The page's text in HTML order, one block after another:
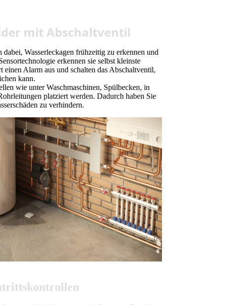
mit Abschaltventil
Wasserleckagen frühzeitig zu erkennen und
erkennen sie selbst kleinste
einen Alarm aus und schalten das Abschaltventil,
kann.
wie unter Waschmaschinen, Spülbecken, in
platziert werden. Dadurch haben Sie
zu verhindern.